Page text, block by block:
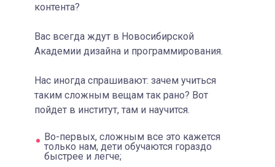
контента?
Вас всегда ждут в Новосибирской
Академии дизайна и программирования.
Нас иногда спрашивают: зачем учиться
таким сложным вещам так рано? Вот
пойдет в институт, там и научится.
Во-первых, сложным все это кажется
только нам, дети обучаются гораздо
быстрее и легче;